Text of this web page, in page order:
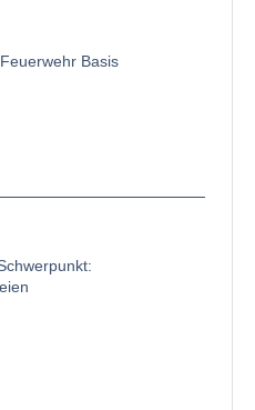
Basis